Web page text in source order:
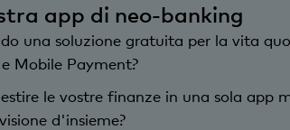
app di neo-banking
una soluzione gratuita per la vita
Mobile Payment?
le vostre finanze in una sola app
d'insieme?